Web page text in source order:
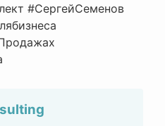
#СергейСеменов